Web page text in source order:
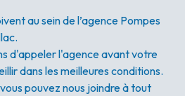
au sein de l’agence Pompes
d'appeler l'agence avant votre
dans les meilleures conditions.
pouvez nous joindre à tout